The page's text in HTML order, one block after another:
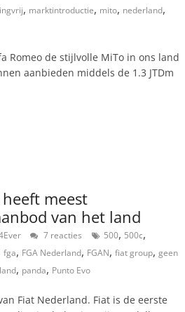
, marktintroductie, mito, nederland,
Romeo de stijlvolle MiTo in ons land
aanbieden middels de 1.3 JTDm
meest
van het land
7 reacties 500, 500c,
fga, FGA Nederland, FGAN, fiat group, geen
, panda, Punto Evo
Fiat Nederland. Fiat is de eerste